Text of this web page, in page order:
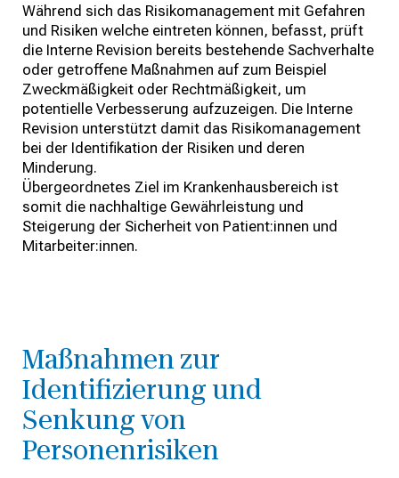
Während sich das Risikomanagement mit Gefahren
und Risiken welche eintreten können, befasst, prüft
die Interne Revision bereits bestehende Sachverhalte
oder getroffene Maßnahmen auf zum Beispiel
Zweckmäßigkeit oder Rechtmäßigkeit, um
potentielle Verbesserung aufzuzeigen. Die Interne
Revision unterstützt damit das Risikomanagement
bei der Identifikation der Risiken und deren
Minderung.
Übergeordnetes Ziel im Krankenhausbereich ist
somit die nachhaltige Gewährleistung und
Steigerung der Sicherheit von Patient:innen und
Mitarbeiter:innen.
Maßnahmen zur
Identifizierung und
Senkung von
Personenrisiken